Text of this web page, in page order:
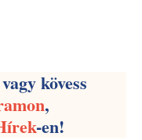
kövess
,
-en!